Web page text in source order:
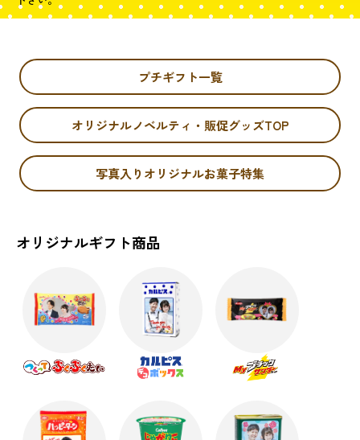
プチギフト一覧
オリジナルノベルティ・販促グッズTOP
写真入りオリジナルお菓子特集
オリジナルギフト商品